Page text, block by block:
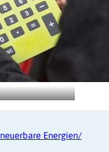
Energien/